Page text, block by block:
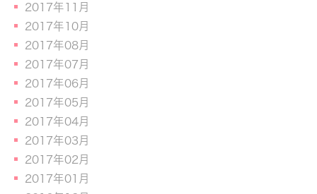
2017年11月
2017年10月
2017年08月
2017年07月
2017年06月
2017年05月
2017年04月
2017年03月
2017年02月
2017年01月